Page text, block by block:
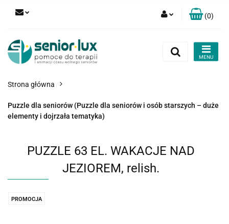
Zarejestruj się
(0)
Strona główna
Puzzle dla seniorów (Puzzle dla seniorów i osób starszych – duże
elementy i dojrzała tematyka)
PUZZLE 63 EL. WAKACJE NAD
JEZIOREM, relish.
PROMOCJA